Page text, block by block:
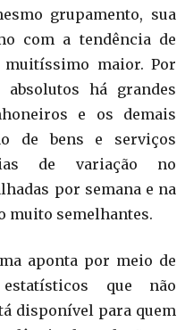
grupamento, sua
com a tendência de
muitíssimo maior. Por
há grandes
e os demais
de bens e serviços
de variação no
por semana e na
muito semelhantes.
aponta por meio de
que não
disponível para quem